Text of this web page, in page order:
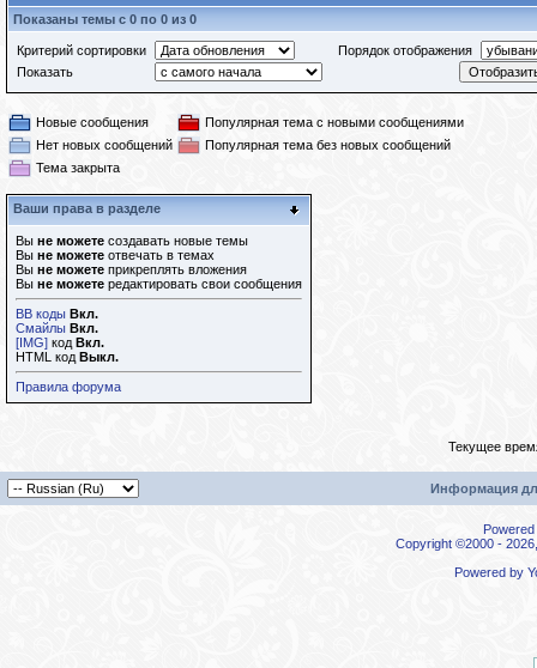
Показаны темы с 0 по 0 из 0
Критерий сортировки
Порядок отображения
Показать
Новые сообщения
Популярная тема с новыми сообщениями
Нет новых сообщений
Популярная тема без новых сообщений
Тема закрыта
Ваши права в разделе
Вы не можете создавать новые темы
Вы не можете отвечать в темах
Вы не можете прикреплять вложения
Вы не можете редактировать свои сообщения
BB коды Вкл.
Смайлы Вкл.
[IMG] код Вкл.
HTML код Выкл.
Правила форума
Текущее
Информация
Copyright ©2000 -
Powered by